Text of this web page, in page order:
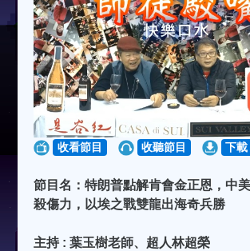
收看節目 收聽節目 下載
節目名：特朗普點解肯會金正恩，中
殺傷力，以埃之戰雙龍出海奇兵勝
主持 : 葉玉樹老師、超人林超榮